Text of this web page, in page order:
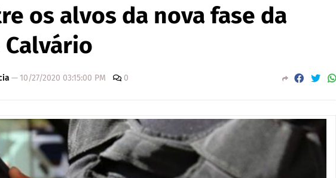
os alvos da nova fase da
— 10/27/2020 03:15:00 PM 0